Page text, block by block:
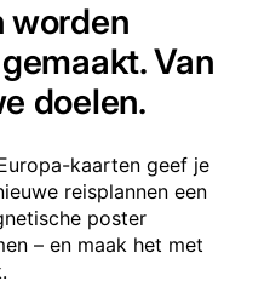
worden
Van
doelen.
kaarten geef je
reisplannen een
poster
– en maak het met